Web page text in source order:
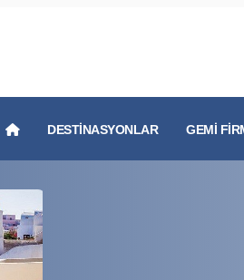
DESTINASYONLAR GEMI